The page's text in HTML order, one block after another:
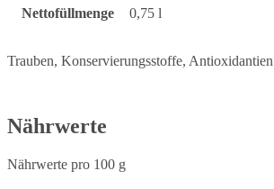
Nettofüllmenge 0,75 l
Trauben, Konservierungsstoffe, Antioxidantien
Nährwerte
Nährwerte pro 100 g